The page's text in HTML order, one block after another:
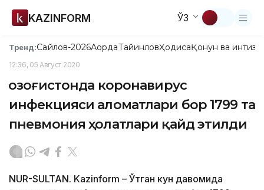
KAZINFORM ЎЗ
Тренд:Сайлов-2026АқордаТайинловҲодисаҚонун ва
12:36, 05 Август 2020
Қозоғистонда коронавирус
инфекцияси аломатлари бор 1799 та
пневмония ҳолатлари қайд этилди
NUR-SULTAN. Kazinform – Ўтган кун давомида